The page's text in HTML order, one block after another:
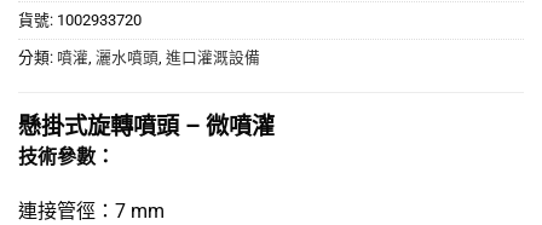
貨號: 1002933720
分類: 噴灌 灑水噴頭 進口灌溉設備
懸掛式旋轉噴頭 – 微噴灌
技術參數：
連接管徑：7 mm